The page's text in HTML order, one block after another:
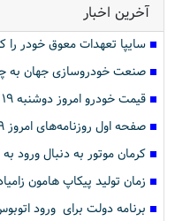
آخرین اخبار
سایپا تعهدات معوق خودر را
صنعت خودروسازی جهان به
قیمت خودرو امروز دوشنبه ۱۹ مرداد ۱۴۰۵
صفحه اول روزنامه‌های امروز ۱۹ مرداد
کرمان موتور به دنبال ورود
زمان تولید پیکاپ هامون
برنامه دولت برای ورود